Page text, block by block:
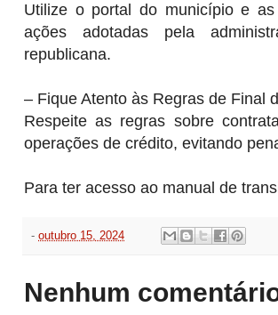
Utilize o portal do município e
ações adotadas pela
republicana.
– Fique Atento às Regras de Final
Respeite as regras sobre
operações de crédito, evitando
Para ter acesso ao manual de
- outubro 15, 2024
Nenhum